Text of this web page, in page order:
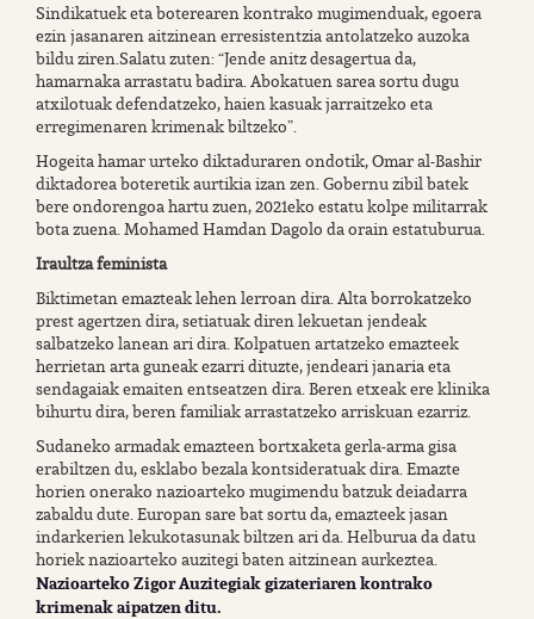
Sindikatuek eta boterearen kontrako mugimenduak, egoera
ezin jasanaren aitzinean erresistentzia antolatzeko auzoka
bildu ziren.Salatu zuten: “Jende anitz desagertua da,
hamarnaka arrastatu badira. Abokatuen sarea sortu dugu
atxilotuak defendatzeko, haien kasuak jarraitzeko eta
erregimenaren krimenak biltzeko”.
Hogeita hamar urteko diktaduraren ondotik, Omar al-Bashir
diktadorea boteretik aurtikia izan zen. Gobernu zibil batek
bere ondorengoa hartu zuen, 2021eko estatu kolpe militarrak
bota zuena. Mohamed Hamdan Dagolo da orain estatuburua.
Iraultza feminista
Biktimetan emazteak lehen lerroan dira. Alta borrokatzeko
prest agertzen dira, setiatuak diren lekuetan jendeak
salbatzeko lanean ari dira. Kolpatuen artatzeko emazteek
herrietan arta guneak ezarri dituzte, jendeari janaria eta
sendagaiak emaiten entseatzen dira. Beren etxeak ere klinika
bihurtu dira, beren familiak arrastatzeko arriskuan ezarriz.
Sudaneko armadak emazteen bortxaketa gerla-arma gisa
erabiltzen du, esklabo bezala kontsideratuak dira. Emazte
horien onerako nazioarteko mugimendu batzuk deiadarra
zabaldu dute. Europan sare bat sortu da, emazteek jasan
indarkerien lekukotasunak biltzen ari da. Helburua da datu
horiek nazioarteko auzitegi baten aitzinean aurkeztea.
Nazioarteko Zigor Auzitegiak gizateriaren kontrako
krimenak aipatzen ditu.